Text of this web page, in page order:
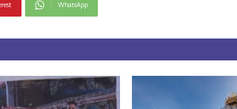
WhatsApp